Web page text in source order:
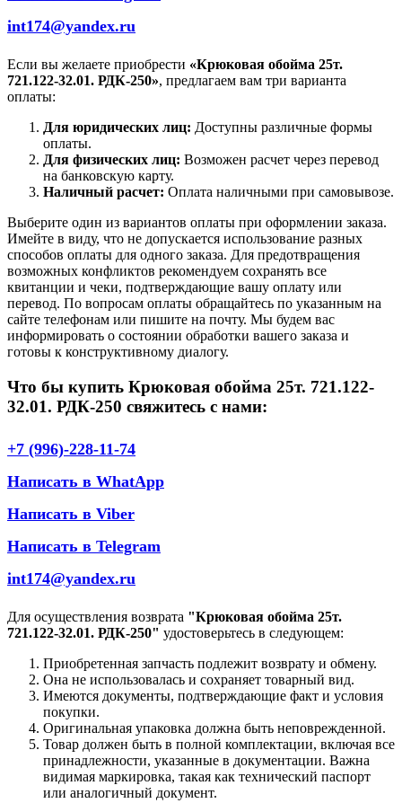
int174@yandex.ru
Если вы желаете приобрести «Крюковая обойма 25т.
721.122-32.01. РДК-250», предлагаем вам три варианта
оплаты:
Для юридических лиц: Доступны различные формы
оплаты.
Для физических лиц: Возможен расчет через перевод
на банковскую карту.
Наличный расчет: Оплата наличными при самовывозе.
Выберите один из вариантов оплаты при оформлении заказа.
Имейте в виду, что не допускается использование разных
способов оплаты для одного заказа. Для предотвращения
возможных конфликтов рекомендуем сохранять все
квитанции и чеки, подтверждающие вашу оплату или
перевод. По вопросам оплаты обращайтесь по указанным на
сайте телефонам или пишите на почту. Мы будем вас
информировать о состоянии обработки вашего заказа и
готовы к конструктивному диалогу.
Что бы купить Крюковая обойма 25т. 721.122-
32.01. РДК-250 свяжитесь с нами:
+7 (996)-228-11-74
Написать в WhatApp
Написать в Viber
Написать в Telegram
int174@yandex.ru
Для осуществления возврата "Крюковая обойма 25т.
721.122-32.01. РДК-250" удостоверьтесь в следующем:
Приобретенная запчасть подлежит возврату и обмену.
Она не использовалась и сохраняет товарный вид.
Имеются документы, подтверждающие факт и условия
покупки.
Оригинальная упаковка должна быть неповрежденной.
Товар должен быть в полной комплектации, включая все
принадлежности, указанные в документации. Важна
видимая маркировка, такая как технический паспорт
или аналогичный документ.